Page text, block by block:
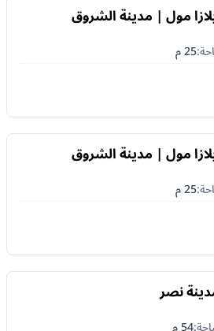
مول | مدينة الشروق
25م
مول | مدينة الشروق
25م
نصر